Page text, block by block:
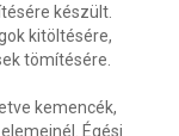
készült.
kitöltésére,
tömítésére.
kemencék,
Égési